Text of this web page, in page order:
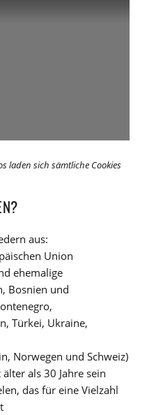
laden sich sämtliche Cookies
aus:
Union
ehemalige
Bosnien und
Türkei, Ukraine,
Norwegen und Schweiz)
als 30 Jahre sein
das für eine Vielzahl